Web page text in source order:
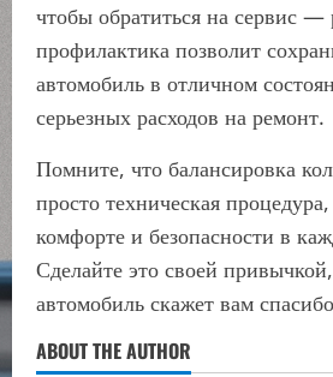
чтобы обратиться на сервис —
профилактика позволит
автомобиль в отличном
серьезных расходов на ремонт.
Помните, что балансировка
просто техническая
комфорте и безопасности в
Сделайте это своей
автомобиль скажет вам
ABOUT THE AUTHOR